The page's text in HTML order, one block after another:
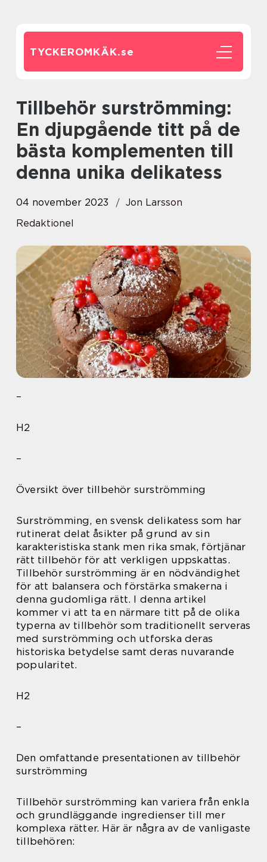
TYCKEROMKÄK.se
Tillbehör surströmming:
En djupgående titt på de
bästa komplementen till
denna unika delikatess
04 november 2023
Jon Larsson
Redaktionel
–
H2
–
Översikt över tillbehör surströmming
Surströmming, en svensk delikatess som har
rutinerat delat åsikter på grund av sin
karakteristiska stank men rika smak, förtjänar
rätt tillbehör för att verkligen uppskattas.
Tillbehör surströmming är en nödvändighet
för att balansera och förstärka smakerna i
denna gudomliga rätt. I denna artikel
kommer vi att ta en närmare titt på de olika
typerna av tillbehör som traditionellt serveras
med surströmming och utforska deras
historiska betydelse samt deras nuvarande
popularitet.
H2
–
Den omfattande presentationen av tillbehör
surströmming
Tillbehör surströmming kan variera från enkla
och grundläggande ingredienser till mer
komplexa rätter. Här är några av de vanligaste
tillbehören: